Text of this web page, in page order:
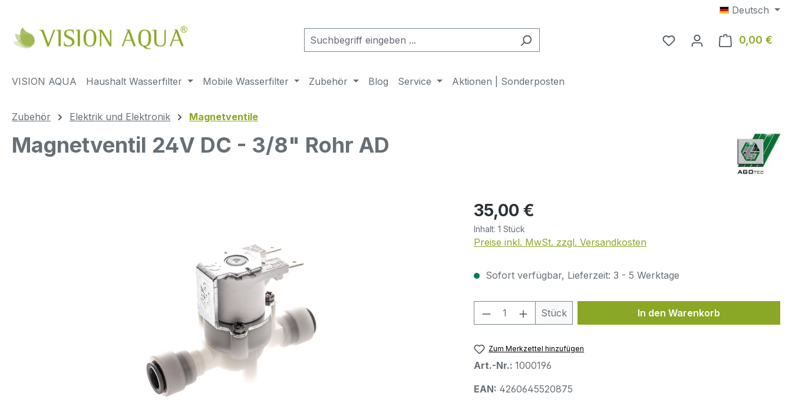
Deutsch
0,00 €
VISION AQUA Haushalt Wasserfilter Mobile Wasserfilter Zubehör Blog Service Aktionen | Sonderposten
Zubehör Elektrik und Elektronik Magnetventile
Magnetventil 24V DC - 3/8" Rohr AD
Regulärer Preis:
35,00 €
Inhalt: 1 Stück
Preise inkl. MwSt. zzgl. Versandkosten
Sofort verfügbar, Lieferzeit: 3 - 5 Werktage
Produkt Anzahl: Gib den gewünschten Wert
Stück In den Warenkorb
Zum Merkzettel hinzufügen
Art.-Nr.: 1000196
EAN: 4260645520875